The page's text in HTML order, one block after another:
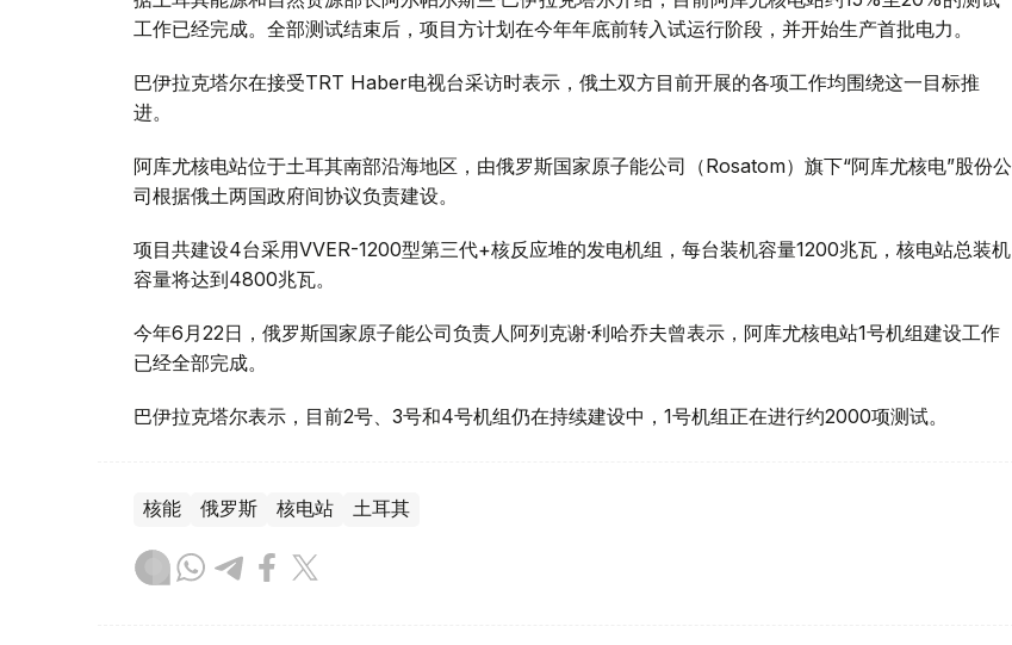
工作已经完成。全部测试结束后，项目方计划在今年年底前转入试运行阶段，并开始生产首批电力。
巴伊拉克塔尔在接受TRT Haber电视台采访时表示，俄土双方目前开展的各项工作均围绕这一目标推
进。
阿库尤核电站位于土耳其南部沿海地区，由俄罗斯国家原子能公司（Rosatom）旗下“阿库尤核电”股份公
司根据俄土两国政府间协议负责建设。
项目共建设4台采用VVER-1200型第三代+核反应堆的发电机组，每台装机容量1200兆瓦，核电站总装机
容量将达到4800兆瓦。
今年6月22日，俄罗斯国家原子能公司负责人阿列克谢·利哈乔夫曾表示，阿库尤核电站1号机组建设工作
已经全部完成。
巴伊拉克塔尔表示，目前2号、3号和4号机组仍在持续建设中，1号机组正在进行约2000项测试。
核能 俄罗斯 核电站 土耳其